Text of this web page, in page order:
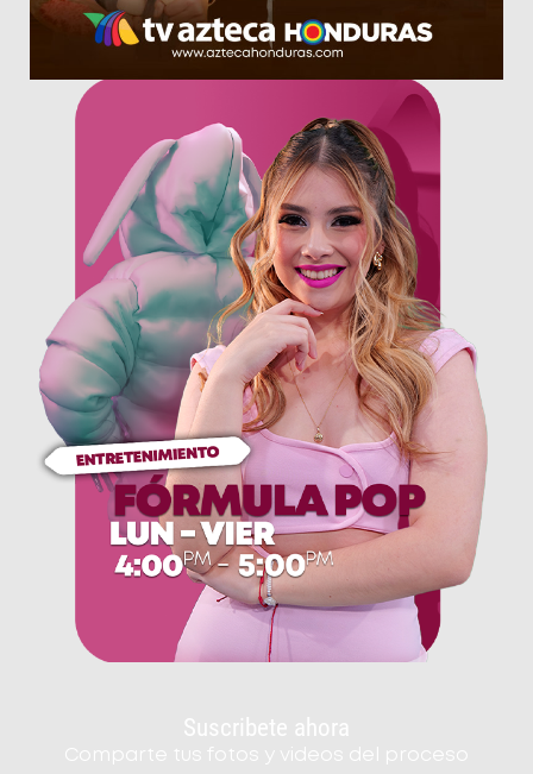
Suscribete ahora
Comparte tus fotos y videos del proceso